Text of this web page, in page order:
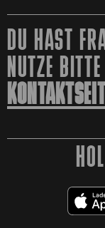
DU HAST
NUTZE